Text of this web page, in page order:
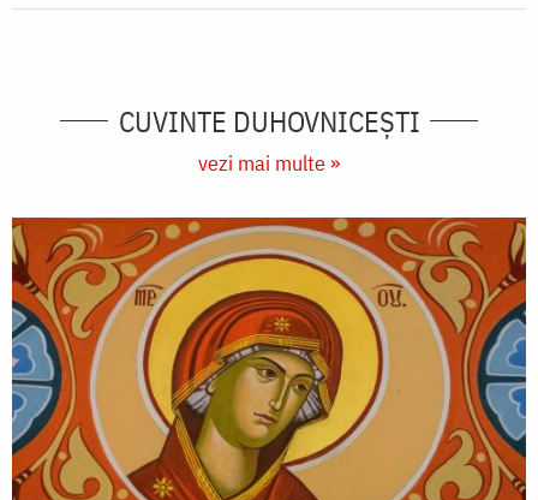
CUVINTE DUHOVNICEȘTI
vezi mai multe »